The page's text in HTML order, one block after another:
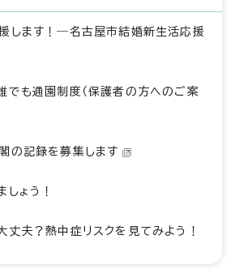
します！―名古屋市結婚新生活応援
でも通園制度（保護者の方へのご案
の記録を募集します
しょう！
丈夫？熱中症リスクを見てみよう！